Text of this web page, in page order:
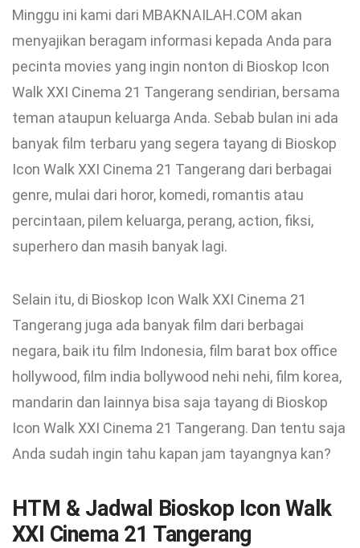
Minggu ini kami dari MBAKNAILAH.COM akan
menyajikan beragam informasi kepada Anda para
pecinta movies yang ingin nonton di Bioskop Icon
Walk XXI Cinema 21 Tangerang sendirian, bersama
teman ataupun keluarga Anda. Sebab bulan ini ada
banyak film terbaru yang segera tayang di Bioskop
Icon Walk XXI Cinema 21 Tangerang dari berbagai
genre, mulai dari horor, komedi, romantis atau
percintaan, pilem keluarga, perang, action, fiksi,
superhero dan masih banyak lagi.
Selain itu, di Bioskop Icon Walk XXI Cinema 21
Tangerang juga ada banyak film dari berbagai
negara, baik itu film Indonesia, film barat box office
hollywood, film india bollywood nehi nehi, film korea,
mandarin dan lainnya bisa saja tayang di Bioskop
Icon Walk XXI Cinema 21 Tangerang. Dan tentu saja
Anda sudah ingin tahu kapan jam tayangnya kan?
HTM & Jadwal Bioskop Icon Walk
XXI Cinema 21 Tangerang